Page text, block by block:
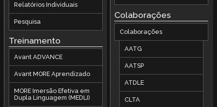
Relatórios Individuais
Pesquisa
Treinamento
Avant ADVANCE
Avant MORE Aprendizado
MORE Imersão Efetiva em
Dupla Linguagem (MEDLI)
Colaborações
Colaborações
AATG
AATSP
ATDLE
CLTA